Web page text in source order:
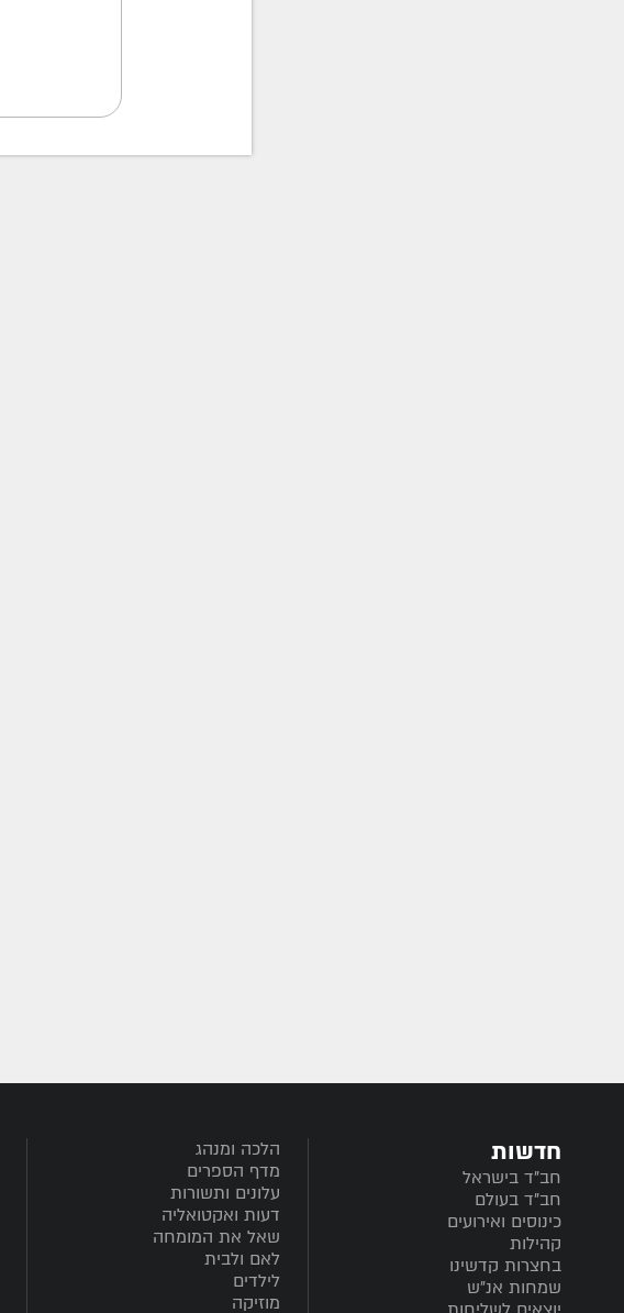
חדשות
חב”ד בישראל
חב”ד בעולם
כינוסים ואירועים
קהילות
בחצרות קדשינו
שמחות אנ"ש
הלכה ומנהג
מדף הספרים
עלונים ותשורות
דעות ואקטואליה
שאל את המומחה
לאם ולבית
לילדים
מוזיקה